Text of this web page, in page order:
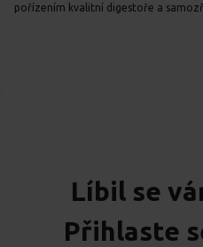
pořízením kvalitní digestoře a
Líbil se
Přihlaste